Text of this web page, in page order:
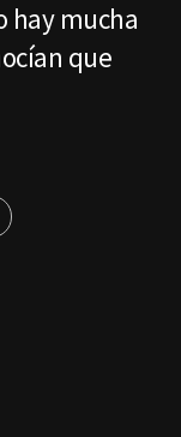
hay mucha
que